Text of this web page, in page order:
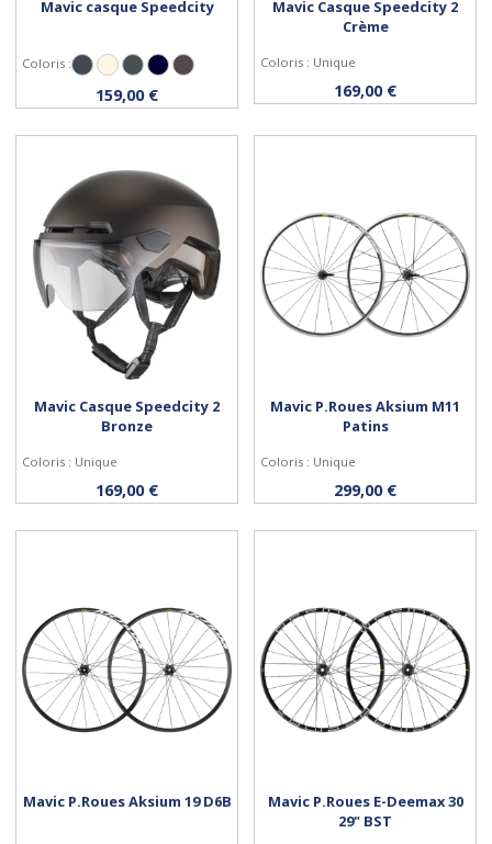
Personnaliser
Mavic casque Speedcity
Coloris : Noir Papyrus English greenNavy blazerHypershift
159,00 € Personnaliser
Mavic Casque Speedcity 2
Crème
Coloris : Unique
169,00 €
Personnaliser
Mavic Casque Speedcity 2
Bronze
Coloris : Unique
169,00 € Acheter
Mavic P.Roues Aksium M11
Patins
Coloris : Unique
299,00 €
Mavic P.Roues Aksium 19 D6B
Mavic P.Roues E-Deemax 30
29" BST